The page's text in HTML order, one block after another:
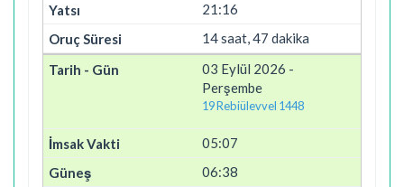
21:16
14 saat, 47 dakika
03 Eylül 2026 -
Perşembe
19 Rebiülevvel 1448
05:07
06:38